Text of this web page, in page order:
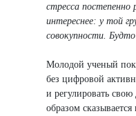
стресса
интереснее: у той
совокупности.
Молодой ученый
без цифровой
и регулировать
образом